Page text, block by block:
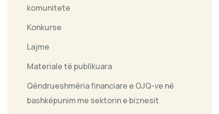
komunitete
Konkurse
Lajme
Materiale të publikuara
Qëndrueshmëria financiare e OJQ-ve në
bashkëpunim me sektorin e biznesit